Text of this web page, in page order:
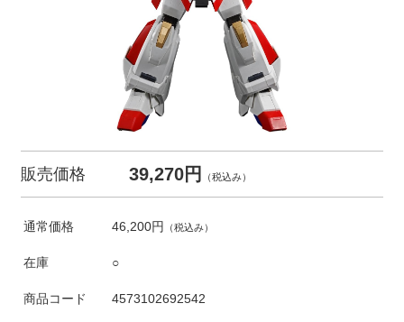
販売価格 39,270円 （税込み）
通常価格 46,200円 （税込み）
在庫 ○
商品コード 4573102692542